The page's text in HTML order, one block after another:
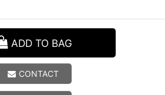
ADD TO BAG
CONTACT